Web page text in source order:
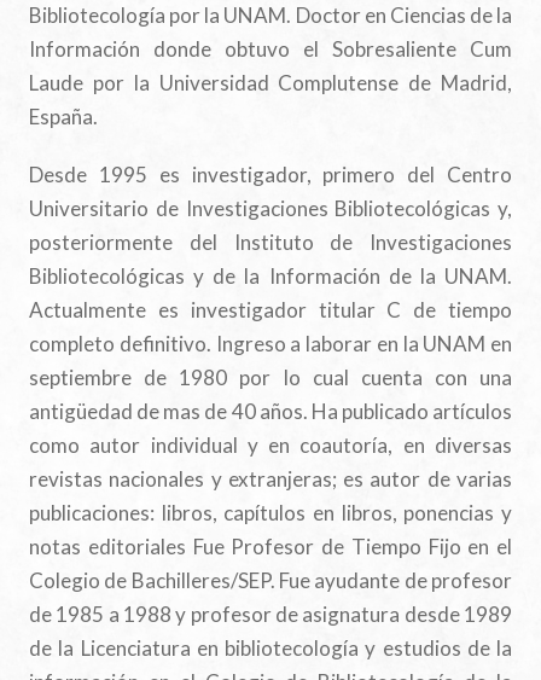
Bibliotecología por la UNAM. Doctor en Ciencias de la
Información donde obtuvo el Sobresaliente Cum
Laude por la Universidad Complutense de Madrid,
España.
Desde 1995 es investigador, primero del Centro
Universitario de Investigaciones Bibliotecológicas y,
posteriormente del Instituto de Investigaciones
Bibliotecológicas y de la Información de la UNAM.
Actualmente es investigador titular C de tiempo
completo definitivo. Ingreso a laborar en la UNAM en
septiembre de 1980 por lo cual cuenta con una
antigüedad de mas de 40 años. Ha publicado artículos
como autor individual y en coautoría, en diversas
revistas nacionales y extranjeras; es autor de varias
publicaciones: libros, capítulos en libros, ponencias y
notas editoriales Fue Profesor de Tiempo Fijo en el
Colegio de Bachilleres/SEP. Fue ayudante de profesor
de 1985 a 1988 y profesor de asignatura desde 1989
de la Licenciatura en bibliotecología y estudios de la